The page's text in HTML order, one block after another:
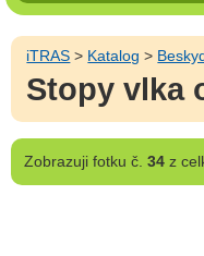
iTRAS > Katalog >
Stopy vlka
Zobrazujifotku č. 34z